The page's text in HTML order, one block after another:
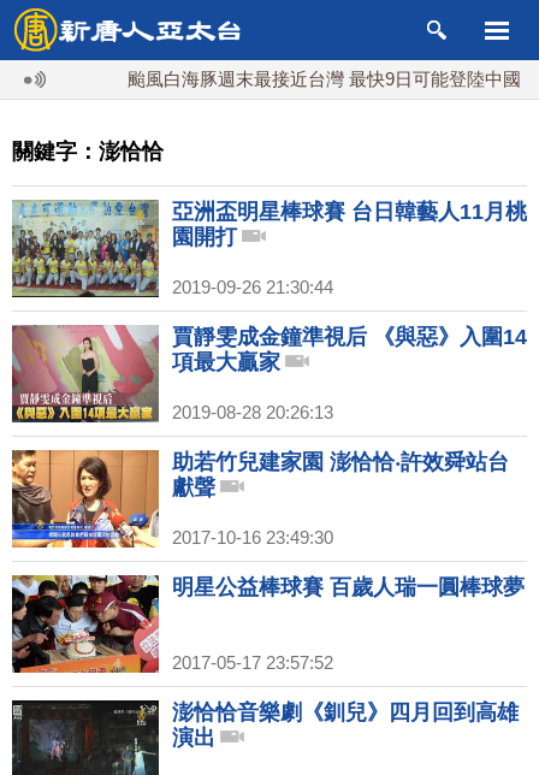
颱風白海豚週末最接近台灣 最快9日可能登陸中國
關鍵字：澎恰恰
亞洲盃明星棒球賽 台日韓藝人11月桃
園開打
2019-09-26 21:30:44
賈靜雯成金鐘準視后 《與惡》入圍14
項最大贏家
2019-08-28 20:26:13
助若竹兒建家園 澎恰恰‧許效舜站台
獻聲
2017-10-16 23:49:30
明星公益棒球賽 百歲人瑞一圓棒球夢
2017-05-17 23:57:52
澎恰恰音樂劇《釧兒》四月回到高雄
演出